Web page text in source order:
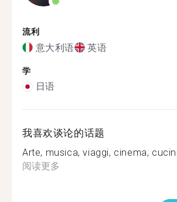
流利
意大利语 英语
学
日语
我喜欢谈论的话题
Arte, musica, viaggi, cinema,
阅读更多